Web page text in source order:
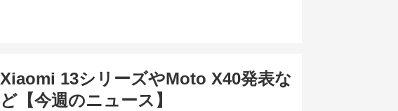
Xiaomi 13シリーズやMoto X40発表な
ど【今週のニュース】